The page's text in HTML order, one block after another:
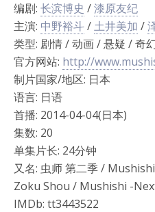
编剧: 长滨博史 /漆原友纪
主演: 中野裕斗/土井美加 /
类型: 剧情 / 动画 / 悬疑 / 奇
官方网站: http://
制片国家/地区: 日本
语言: 日语
首播: 2014-04-04(日本)
集数: 20
单集片长: 24分钟
又名: 虫师 第二季 /
Zoku Shou / Mushishi -
IMDb: tt3443522